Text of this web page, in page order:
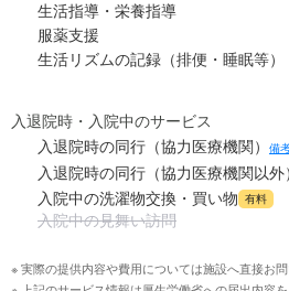
生活指導・栄養指導
服薬支援
生活リズムの記録（排便・睡眠等）
入退院時・入院中のサービス
入退院時の同行（協力医療機関） 備
入退院時の同行（協力医療機関以外）
入院中の洗濯物交換・買い物 有料
入院中の見舞い訪問
※ 実際の提供内容や費用については施設へ直接お問